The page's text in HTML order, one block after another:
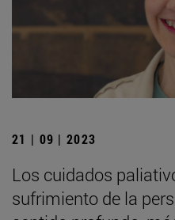
21 | 09 | 2023
Los cuidados
sufrimiento de la